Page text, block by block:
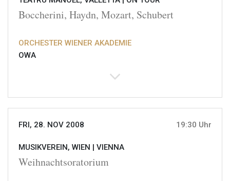
Boccherini, Haydn, Mozart, Schubert
ORCHESTER WIENER AKADEMIE
OWA
FRI, 28. NOV 2008 19:30 Uhr
MUSIKVEREIN, WIEN | VIENNA
Weihnachtsoratorium